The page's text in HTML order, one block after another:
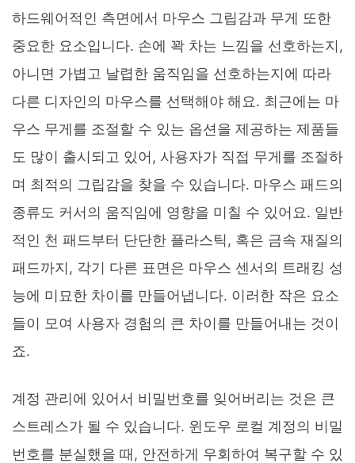
하드웨어적인 측면에서 마우스 그립감과 무게 또한
중요한 요소입니다. 손에 꽉 차는 느낌을 선호하는지,
아니면 가볍고 날렵한 움직임을 선호하는지에 따라
다른 디자인의 마우스를 선택해야 해요. 최근에는 마
우스 무게를 조절할 수 있는 옵션을 제공하는 제품들
도 많이 출시되고 있어, 사용자가 직접 무게를 조절하
며 최적의 그립감을 찾을 수 있습니다. 마우스 패드의
종류도 커서의 움직임에 영향을 미칠 수 있어요. 일반
적인 천 패드부터 단단한 플라스틱, 혹은 금속 재질의
패드까지, 각기 다른 표면은 마우스 센서의 트래킹 성
능에 미묘한 차이를 만들어냅니다. 이러한 작은 요소
들이 모여 사용자 경험의 큰 차이를 만들어내는 것이
죠.
계정 관리에 있어서 비밀번호를 잊어버리는 것은 큰
스트레스가 될 수 있습니다. 윈도우 로컬 계정의 비밀
번호를 분실했을 때, 안전하게 우회하여 복구할 수 있